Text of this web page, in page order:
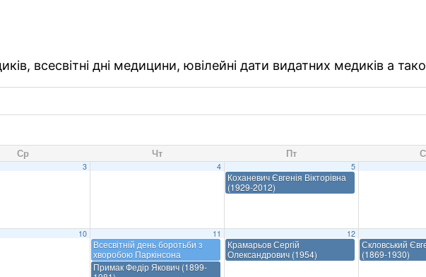
всесвітні дні медицини, ювілейні дати видатних медиків а
Ср Чт Пт
3 4 5
Коханевич Євгенія Вікторівна
(1929-2012)
10 11
Всесвітній день боротьби з
хворобою Паркінсона
Примак Федір Якович (1899-
12
Крамарьов Сергій
Олександрович (1954)
Скловський
(1869-1930)